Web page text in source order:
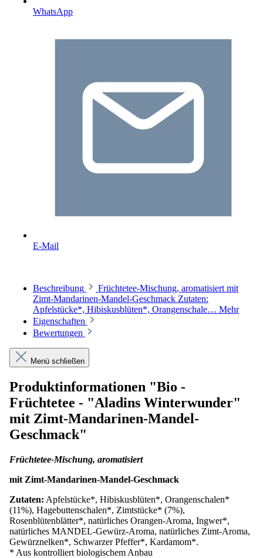
WhatsApp
E-Mail
Beschreibung
Früchtetee-Mischung, aromatisiert mit
Zimt-Mandarinen-Mandel-Geschmack Zutaten:
Apfelstücke*, Hibiskusblüten*, Orangenschale… Mehr
Eigenschaften
Bewertungen
Menü schließen
Produktinformationen "Bio -
Früchtetee - "Aladins Winterwunder"
mit Zimt-Mandarinen-Mandel-
Geschmack"
Früchtetee-Mischung, aromatisiert
mit Zimt-Mandarinen-Mandel-Geschmack
Zutaten: Apfelstücke*, Hibiskusblüten*, Orangenschalen*
(11%), Hagebuttenschalen*, Zimtstücke* (7%),
Rosenblütenblätter*, natürliches Orangen-Aroma, Ingwer*,
natürliches MANDEL-Gewürz-Aroma, natürliches Zimt-Aroma,
Gewürznelken*, Schwarzer Pfeffer*, Kardamom*.
* Aus kontrolliert biologischem Anbau